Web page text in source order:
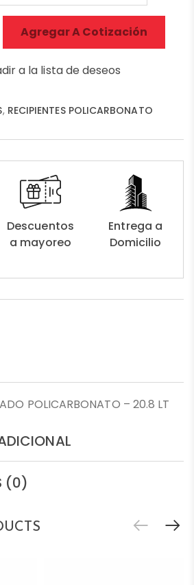
Agregar A Cotización
a la lista de deseos
, RECIPIENTES POLICARBONATO
Descuentos
a mayoreo
Entrega a
Domicilio
POLICARBONATO – 20.8 LT
(0)